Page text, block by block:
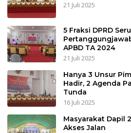
21 Juli 2025
5 Fraksi DPRD
APBD TA 2024
21 Juli 2025
Hanya 3 Unsur
Hadir, 2 Agenda
Tunda
16 Juli 2025
Masyarakat Dapil
Akses Jalan